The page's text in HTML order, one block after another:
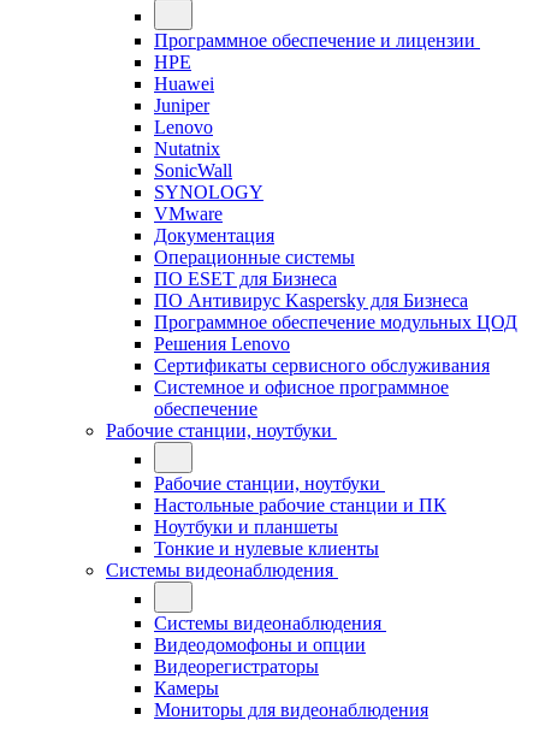
Программное обеспечение и лицензии
HPE
Huawei
Juniper
Lenovo
Nutatnix
SonicWall
SYNOLOGY
VMware
Документация
Операционные системы
ПО ESET для Бизнеса
ПО Антивирус Kaspersky для Бизнеса
Программное обеспечение модульных ЦОД
Решения Lenovo
Сертификаты сервисного обслуживания
Системное и офисное программное
обеспечение
Рабочие станции, ноутбуки
Рабочие станции, ноутбуки
Настольные рабочие станции и ПК
Ноутбуки и планшеты
Тонкие и нулевые клиенты
Системы видеонаблюдения
Системы видеонаблюдения
Видеодомофоны и опции
Видеорегистраторы
Камеры
Мониторы для видеонаблюдения